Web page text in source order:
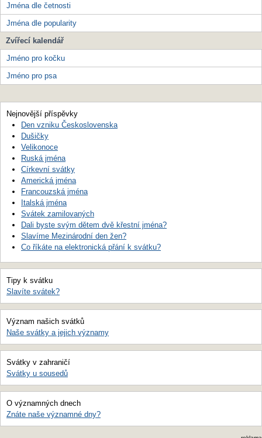
Jména dle četnosti
Jména dle popularity
Zvířecí kalendář
Jméno pro kočku
Jméno pro psa
Nejnovější příspěvky
Den vzniku Československa
Dušičky
Velikonoce
Ruská jména
Církevní svátky
Americká jména
Francouzská jména
Italská jména
Svátek zamilovaných
Dali byste svým dětem dvě křestní jména?
Slavíme Mezinárodní den žen?
Co říkáte na elektronická přání k svátku?
Tipy k svátku
Slavíte svátek?
Význam našich svátků
Naše svátky a jejich významy
Svátky v zahraničí
Svátky u sousedů
O významných dnech
Znáte naše významné dny?